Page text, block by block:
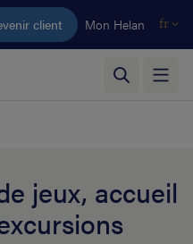
principal
client Mon Helan fr
jeux, accueil